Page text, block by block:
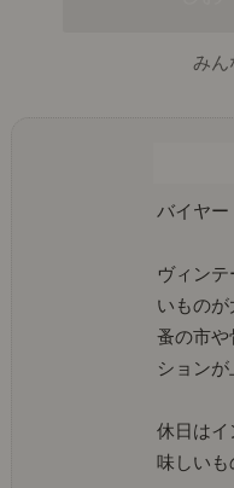
みん
バイヤー
ヴィン
いものが
蚤の市や
ションが
休日はイ
味しいも